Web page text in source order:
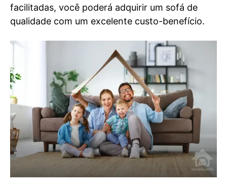
facilitadas, você poderá adquirir um sofá de
qualidade com um excelente custo-benefício.